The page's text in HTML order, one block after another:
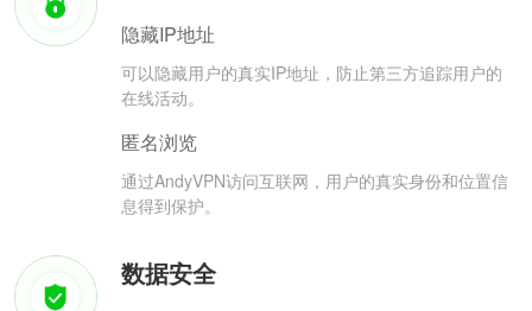
隐藏IP地址
可以隐藏用户的真实IP地址，防止第三方追踪用户的
在线活动。
匿名浏览
通过AndyVPN访问互联网，用户的真实身份和位置信
息得到保护。
数据安全